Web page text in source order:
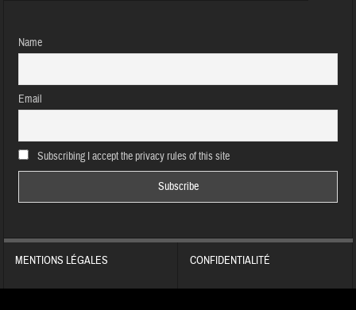
Name
Email
Subscribing I accept the privacy rules of this site
MENTIONS LÉGALES CONFIDENTIALITÉ